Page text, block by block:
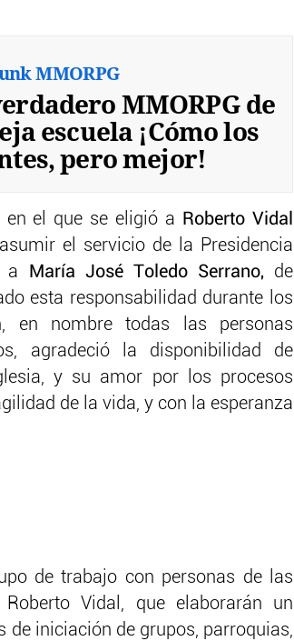
MMORPG
MMORPG de
escuela ¡Cómo los
pero mejor!
en el que se eligió a Roberto Vidal
el servicio de la Presidencia
a María José Toledo Serrano, de
esta responsabilidad durante los
en nombre todas las personas
agradeció la disponibilidad de
y su amor por los procesos
de la vida, y con la esperanza
de trabajo con personas de las
Vidal, que elaborarán un
iniciación de grupos, parroquias,